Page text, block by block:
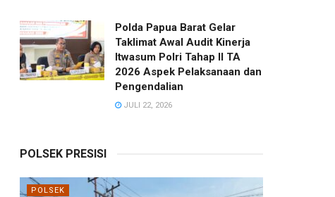
Polda Papua Barat Gelar
Taklimat Awal Audit Kinerja
Itwasum Polri Tahap II TA
2026 Aspek Pelaksanaan dan
Pengendalian
JULI 22, 2026
POLSEK PRESISI
POLSEK